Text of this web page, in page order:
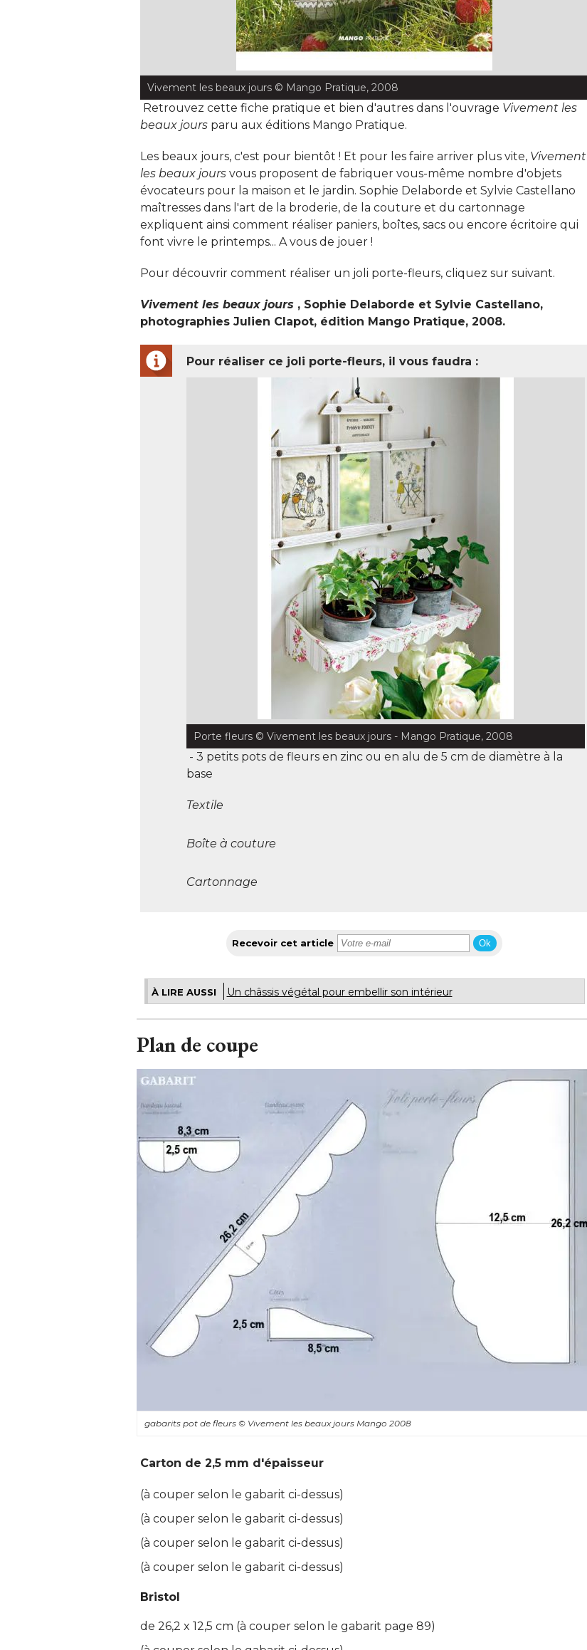
Vivement les beaux jours © Mango Pratique, 2008
Retrouvez cette fiche pratique et bien d'autres dans l'ouvrage Vivement les
beaux jours paru aux éditions Mango Pratique.
Les beaux jours, c'est pour bientôt ! Et pour les faire arriver plus vite, Vivement
les beaux jours vous proposent de fabriquer vous-même nombre d'objets
évocateurs pour la maison et le jardin. Sophie Delaborde et Sylvie Castellano
maîtresses dans l'art de la broderie, de la couture et du cartonnage
expliquent ainsi comment réaliser paniers, boîtes, sacs ou encore écritoire qui
font vivre le printemps... A vous de jouer !
Pour découvrir comment réaliser un joli porte-fleurs, cliquez sur suivant.
Vivement les beaux jours , Sophie Delaborde et Sylvie Castellano,
photographies Julien Clapot, édition Mango Pratique, 2008.
Pour réaliser ce joli porte-fleurs, il vous faudra :
Porte fleurs © Vivement les beaux jours - Mango Pratique, 2008
- 3 petits pots de fleurs en zinc ou en alu de 5 cm de diamètre à la
base
Textile
Boîte à couture
Cartonnage
Recevoir cet article Ok
À LIRE AUSSI Un châssis végétal pour embellir son intérieur
Plan de coupe
gabarits pot de fleurs© Vivement les beaux jours Mango 2008
Carton de 2,5 mm d'épaisseur
(à couper selon le gabarit ci-dessus)
(à couper selon le gabarit ci-dessus)
(à couper selon le gabarit ci-dessus)
(à couper selon le gabarit ci-dessus)
Bristol
de 26,2 x 12,5 cm (à couper selon le gabarit page 89)